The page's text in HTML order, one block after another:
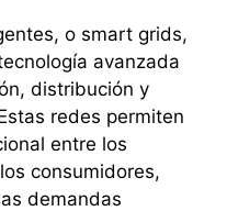
o smart grids,
avanzada
distribución y
redes permiten
entre los
consumidores,
demandas